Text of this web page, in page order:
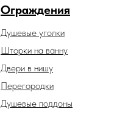
Ограждения
Душевые уголки
Шторки на ванну
Двери в нишу
Перегородки
Душевые поддоны